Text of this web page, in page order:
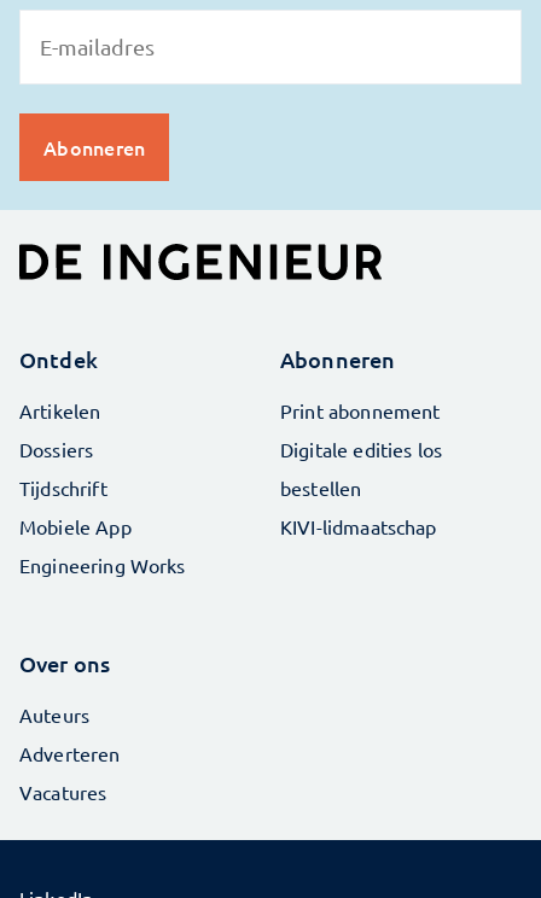
Ontdek
Artikelen
Dossiers
Tijdschrift
Mobiele App
Engineering Works
Abonneren
Print abonnement
Digitale edities los
bestellen
KIVI-lidmaatschap
Over ons
Auteurs
Adverteren
Vacatures